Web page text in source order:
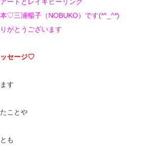
♡三浦暢子（NOBUKO）です(*^_^*)
がとうございます
セージ♡
す
ことや
も